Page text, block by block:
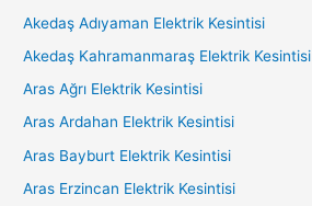
Akedaş Adıyaman Elektrik Kesintisi
Akedaş Kahramanmaraş Elektrik Kesintisi
Aras Ağrı Elektrik Kesintisi
Aras Ardahan Elektrik Kesintisi
Aras Bayburt Elektrik Kesintisi
Aras Erzincan Elektrik Kesintisi